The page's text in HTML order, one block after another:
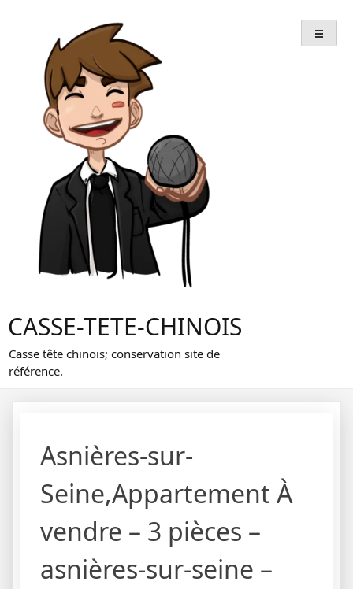
CASSE-TETE-CHINOIS
Casse tête chinois; conservation site de
référence.
Asnières-sur-
Seine,Appartement À
vendre – 3 pièces –
asnières-sur-seine –